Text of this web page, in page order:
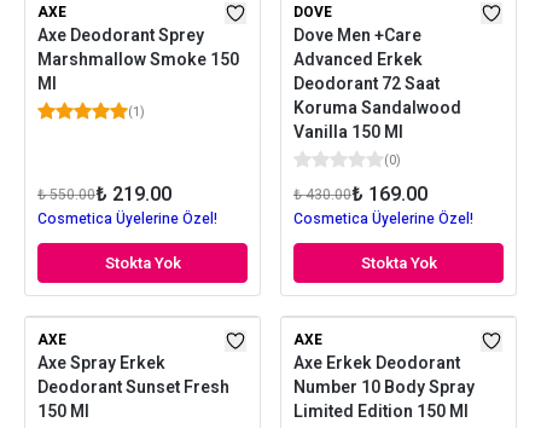
AXE
Axe Deodorant Sprey
Marshmallow Smoke 150
Ml
(1)
₺ 550.00₺ 219.00
Cosmetica Üyelerine Özel!
Stokta Yok
DOVE
Dove Men +Care
Advanced Erkek
Deodorant 72 Saat
Koruma Sandalwood
Vanilla 150 Ml
(0)
₺ 430.00₺ 169.00
Cosmetica Üyelerine Özel!
Stokta Yok
AXE
Axe Spray Erkek
Deodorant Sunset Fresh
150 Ml
AXE
Axe Erkek Deodorant
Number 10 Body Spray
Limited Edition 150 Ml